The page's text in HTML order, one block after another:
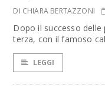
DI CHIARA BERTAZZONI
Dopo il successo
terza, con il famoso
LEGGI